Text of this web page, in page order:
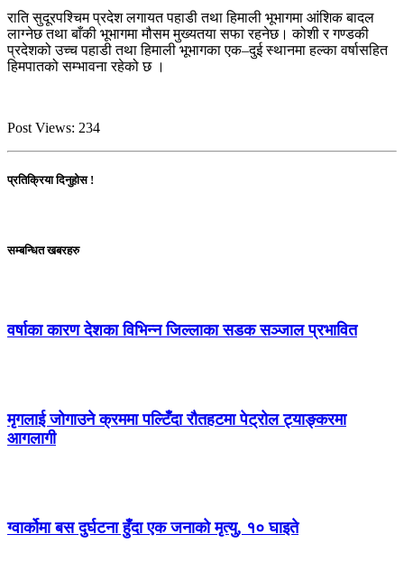
राति सुदूरपश्चिम प्रदेश लगायत पहाडी तथा हिमाली भूभागमा आंशिक बादल
लाग्नेछ तथा बाँकी भूभागमा मौसम मुख्यतया सफा रहनेछ। कोशी र गण्डकी
प्रदेशको उच्च पहाडी तथा हिमाली भूभागका एक–दुई स्थानमा हल्का वर्षासहित
हिमपातको सम्भावना रहेको छ ।
Post Views: 234
प्रतिक्रिया दिनुहोस !
सम्बन्धित खबरहरु
वर्षाका कारण देशका विभिन्न जिल्लाका सडक सञ्जाल प्रभावित
मृगलाई जोगाउने क्रममा पल्टिँदा रौतहटमा पेट्रोल ट्याङ्करमा
आगलागी
ग्वार्कोमा बस दुर्घटना हुँदा एक जनाको मृत्यु, १० घाइते